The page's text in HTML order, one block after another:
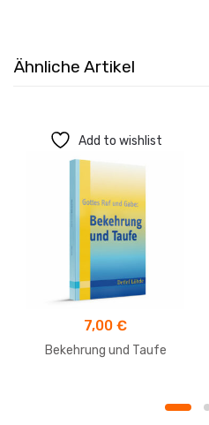
Ähnliche Artikel
Add to wishlist
7,00 €
Bekehrung und Taufe